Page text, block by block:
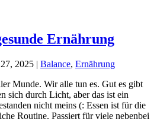
Ernährung
2025 | Balance, Ernährung
Munde. Wir alle tun es. Gut es gibt
sich durch Licht, aber das ist ein
nicht meins (: Essen ist für die
Routine. Passiert für viele nebenbei